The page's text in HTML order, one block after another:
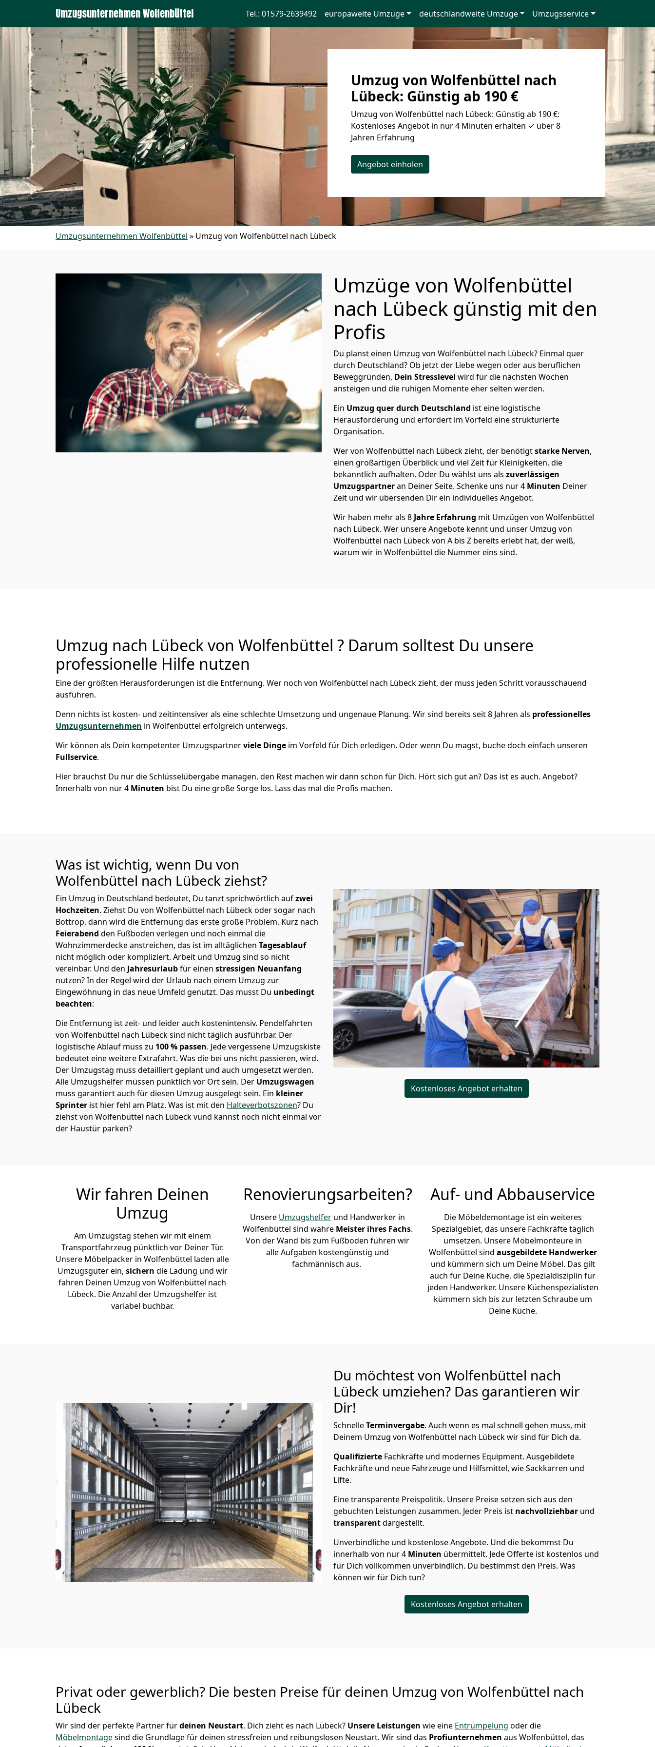
Umzugsunternehmen Wolfenbüttel Tel.: 01579-2639492 europaweite Umzüge deutschlandweite Umzüge Umzugsservice
Umzug von Wolfenbüttel nach
Lübeck: Günstig ab 190 €
Umzug von Wolfenbüttel nach Lübeck: Günstig ab 190 €:
Kostenloses Angebot in nur 4 Minuten erhalten ✓ über 8
Jahren Erfahrung
Angebot einholen
Umzugsunternehmen Wolfenbüttel » Umzug von Wolfenbüttel nach Lübeck
Umzüge von Wolfenbüttel
nach Lübeck günstig mit den
Profis
Du planst einen Umzug von Wolfenbüttel nach Lübeck? Einmal quer
durch Deutschland? Ob jetzt der Liebe wegen oder aus beruflichen
Beweggründen, Dein Stresslevel wird für die nächsten Wochen
ansteigen und die ruhigen Momente eher selten werden.
Ein Umzug quer durch Deutschland ist eine logistische
Herausforderung und erfordert im Vorfeld eine strukturierte
Organisation.
Wer von Wolfenbüttel nach Lübeck zieht, der benötigtstarke Nerven,
einen großartigen Überblick und viel Zeit für Kleinigkeiten, die
bekanntlich aufhalten. Oder Du wählst uns als zuverlässigen
Umzugspartneran Deiner Seite. Schenke uns nur4 Minuten Deiner
Zeit und wir übersenden Dir ein individuelles Angebot.
Wir haben mehr als 8 Jahre Erfahrung mit Umzügen von Wolfenbüttel
nach Lübeck. Wer unsere Angebote kennt und unser Umzug von
Wolfenbüttel nach Lübeck von A bis Z bereits erlebt hat, der weiß,
warum wir in Wolfenbüttel die Nummer eins sind.
Umzug nach Lübeck von Wolfenbüttel ? Darum solltest Du unsere
professionelle Hilfe nutzen
Eine der größten Herausforderungen ist die Entfernung. Wer noch von Wolfenbüttel nach Lübeck zieht, der muss jeden Schritt vorausschauend
ausführen.
Denn nichts ist kosten- und zeitintensiver als eine schlechte Umsetzung und ungenaue Planung. Wir sind bereits seit 8 Jahren als professionelles
Umzugsunternehmen in Wolfenbüttel erfolgreich unterwegs.
Wir können als Dein kompetenter Umzugspartnerviele Dinge im Vorfeld für Dich erledigen. Oder wenn Du magst, buche doch einfach unseren
Fullservice.
Hier brauchst Du nur die Schlüsselübergabe managen, den Rest machen wir dann schon für Dich. Hört sich gut an? Das ist es auch. Angebot?
Innerhalb von nur 4 Minuten bist Du eine große Sorge los. Lass das mal die Profis machen.
Was ist wichtig, wenn Du von
Wolfenbüttel nach Lübeck ziehst?
Ein Umzug in Deutschland bedeutet, Du tanzt sprichwörtlich aufzwei
Hochzeiten. Ziehst Du von Wolfenbüttel nach Lübeck oder sogar nach
Bottrop, dann wird die Entfernung das erste große Problem. Kurz nach
Feierabend den Fußboden verlegen und noch einmal die
Wohnzimmerdecke anstreichen, das ist im alltäglichen Tagesablauf
nicht möglich oder kompliziert. Arbeit und Umzug sind so nicht
vereinbar. Und den Jahresurlaubfür einen stressigen Neuanfang
nutzen? In der Regel wird der Urlaub nach einem Umzug zur
Eingewöhnung in das neue Umfeld genutzt. Das musst Du unbedingt
beachten:
Die Entfernung ist zeit- und leider auch kostenintensiv. Pendelfahrten
von Wolfenbüttel nach Lübeck sind nicht täglich ausführbar. Der
logistische Ablauf muss zu 100 % passen. Jede vergessene Umzugskiste
bedeutet eine weitere Extrafahrt. Was die bei uns nicht passieren, wird.
Der Umzugstag muss detailliert geplant und auch umgesetzt werden.
Alle Umzugshelfer müssen pünktlich vor Ort sein. Der Umzugswagen
muss garantiert auch für diesen Umzug ausgelegt sein. Ein kleiner
Sprinter ist hier fehl am Platz. Was ist mit den Halteverbotszonen? Du
ziehst von Wolfenbüttel nach Lübeck vund kannst noch nicht einmal vor
der Haustür parken?
Kostenloses Angebot erhalten
Wir fahren Deinen
Umzug
Am Umzugstag stehen wir mit einem
Transportfahrzeug pünktlich vor Deiner Tür.
Unsere Möbelpacker in Wolfenbüttel laden alle
Umzugsgüter ein, sichern die Ladung und wir
fahren Deinen Umzug von Wolfenbüttel nach
Lübeck. Die Anzahl der Umzugshelfer ist
variabel buchbar.
Renovierungsarbeiten?
Unsere Umzugshelfer und Handwerker in
Wolfenbüttel sind wahre Meister ihres Fachs.
Von der Wand bis zum Fußboden führen wir
alle Aufgaben kostengünstig und
fachmännisch aus.
Auf- und Abbauservice
Die Möbeldemontage ist ein weiteres
Spezialgebiet, das unsere Fachkräfte täglich
umsetzen. Unsere Möbelmonteure in
Wolfenbüttel sind ausgebildete Handwerker
und kümmern sich um Deine Möbel. Das gilt
auch für Deine Küche, die Spezialdisziplin für
jeden Handwerker. Unsere Küchenspezialisten
kümmern sich bis zur letzten Schraube um
Deine Küche.
Du möchtest von Wolfenbüttel nach
Lübeck umziehen? Das garantieren wir
Dir!
SchnelleTerminvergabe. Auch wenn es mal schnell gehen muss, mit
Deinem Umzug von Wolfenbüttel nach Lübeck wir sind für Dich da.
Qualifizierte Fachkräfte und modernes Equipment. Ausgebildete
Fachkräfte und neue Fahrzeuge und Hilfsmittel, wie Sackkarren und
Lifte.
Eine transparente Preispolitik. Unsere Preise setzen sich aus den
gebuchten Leistungen zusammen. Jeder Preis ist nachvollziehbar und
transparentdargestellt.
Unverbindliche und kostenlose Angebote. Und die bekommst Du
innerhalb von nur4 Minuten übermittelt. Jede Offerte ist kostenlos und
für Dich vollkommen unverbindlich. Du bestimmst den Preis. Was
können wir für Dich tun?
Kostenloses Angebot erhalten
Privat oder gewerblich? Die besten Preise für deinen Umzug von Wolfenbüttel nach
Lübeck
Wir sind der perfekte Partner fürdeinen Neustart. Dich zieht es nach Lübeck? Unsere Leistungen wie eine Entrümpelung oder die
Möbelmontagesind die Grundlage für deinen stressfreien und reibungslosen Neustart. Wir sind das Profiunternehmen aus Wolfenbüttel, das